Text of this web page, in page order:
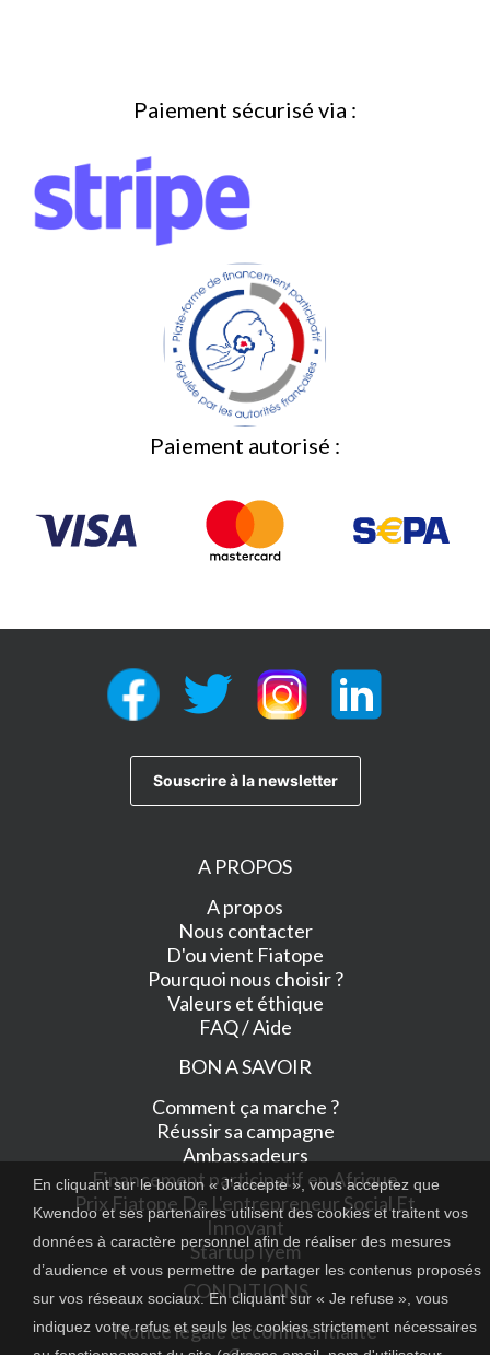
Paiement sécurisé via :
Paiement autorisé :
A PROPOS
A propos
Nous contacter
D'ou vient Fiatope
Pourquoi nous choisir ?
Valeurs et éthique
FAQ / Aide
BON A SAVOIR
Comment ça marche ?
Réussir sa campagne
Ambassadeurs
Financement participatif en Afrique
Prix Fiatope De L'entrepreneur Social Et
Innovant
Startup Iyem
CONDITIONS
Notice légale et confidentialité
En cliquant sur le bouton « J'accepte », vous acceptez que
Kwendoo et ses partenaires utilisent des cookies et traitent vos
données à caractère personnel afin de réaliser des mesures
d’audience et vous permettre de partager les contenus proposés
sur vos réseaux sociaux. En cliquant sur « Je refuse », vous
indiquez votre refus et seuls les cookies strictement nécessaires